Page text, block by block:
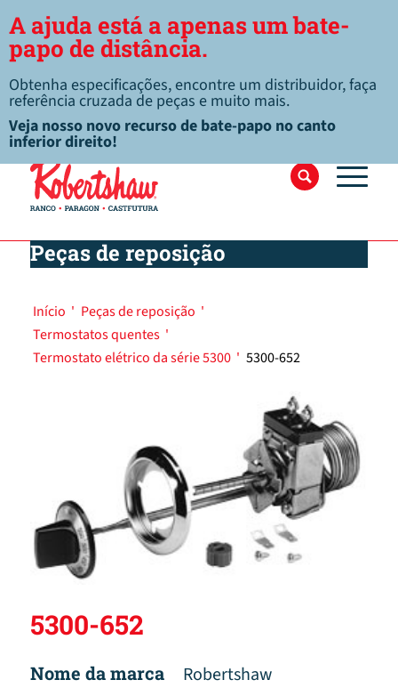
A ajuda está a apenas um bate-
papo de distância.
Obtenha especificações, encontre um distribuidor, faça
referência cruzada de peças e muito mais.
Veja nosso novo recurso de bate-papo no canto
inferior direito!
Peças de reposição
Início ' Peças de reposição '
Termostatos quentes '
Termostato elétrico da série 5300 ' 5300-652
5300-652
Nome da marca
Robertshaw